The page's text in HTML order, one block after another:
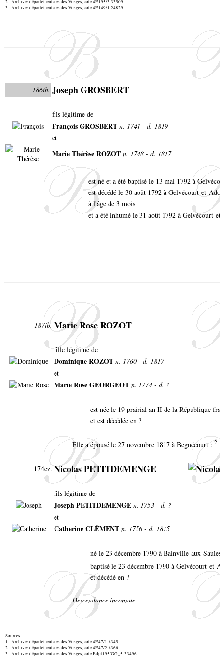
2 - Archives départementales des Vosges, cote 4E195/3-33509
3 - Archives départementales des Vosges, cote 4E149/1-24829
186ib. Joseph GROSBERT
fils légitime de
François GROSBERT n. 1741 - d. 1819
et
Marie Thérèse ROZOT n. 1748 - d. 1817
est né et a été baptisé le 13 mai 1792 à
est décédé le 30 août 1792 à Gelvécourt-et-
à l'âge de 3 mois
et a été inhumé le 31 août 1792 à Gelvécourt-
187ib. Marie Rose ROZOT
fille légitime de
Dominique ROZOT n. 1760 - d. 1817
et
Marie Rose GEORGEOT n. 1774 - d. ?
est née le 19 prairial an II de la République
et est décédée en ?
Elle a épousé le 27 novembre 1817 à Begnécourt :2
174ez. Nicolas PETITDEMENGE
fils légitime de
Joseph PETITDEMENGE n. 1753 - d. ?
et
Catherine CLÉMENT n. 1756 - d. 1815
né le 23 décembre 1790 à Bainville-aux-
baptisé le 23 décembre 1790 à Gelvécourt-
et décédé en ?
Descendance inconnue.
Sources :
1 - Archives départementales des Vosges, cote 4E47/1-6345
2 - Archives départementales des Vosges, cote 4E47/2-6366
3 - Archives départementales des Vosges, cote Edpt195/GG_5-33496